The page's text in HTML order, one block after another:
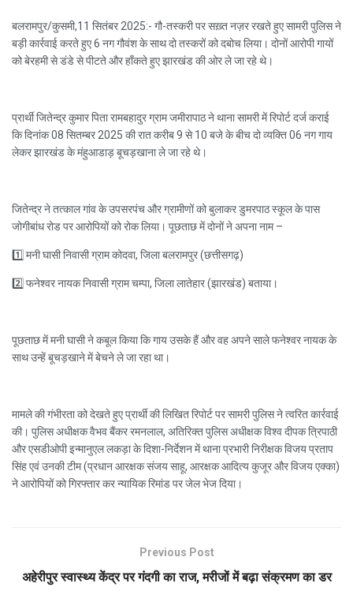
बलरामपुर/कुसमी,11 सितंबर 2025:- गौ-तस्करी पर सख़्त नज़र रखते हुए सामरी पुलिस ने
बड़ी कार्रवाई करते हुए 6 नग गौवंश के साथ दो तस्करों को दबोच लिया। दोनों आरोपी गायों
को बेरहमी से डंडे से पीटते और हाँकते हुए झारखंड की ओर ले जा रहे थे।
प्रार्थी जितेन्द्र कुमार पिता रामबहादुर ग्राम जमीरापाठ ने थाना सामरी में रिपोर्ट दर्ज कराई
कि दिनांक 08 सितम्बर 2025 की रात करीब 9 से 10 बजे के बीच दो व्यक्ति 06 नग गाय
लेकर झारखंड के मंहुआडाड़ बूचड़खाना ले जा रहे थे।
जितेन्द्र ने तत्काल गांव के उपसरपंच और ग्रामीणों को बुलाकर डुमरपाठ स्कूल के पास
जोगीबांध रोड पर आरोपियों को रोक लिया। पूछताछ में दोनों ने अपना नाम –
1️⃣ मनी घासी निवासी ग्राम कोदवा, जिला बलरामपुर (छत्तीसगढ़)
2️⃣ फनेश्वर नायक निवासी ग्राम चम्पा, जिला लातेहार (झारखंड) बताया।
पूछताछ में मनी घासी ने कबूल किया कि गाय उसके हैं और वह अपने साले फनेश्वर नायक के
साथ उन्हें बूचड़खाने में बेचने ले जा रहा था।
मामले की गंभीरता को देखते हुए प्रार्थी की लिखित रिपोर्ट पर सामरी पुलिस ने त्वरित कार्रवाई
की। पुलिस अधीक्षक वैभव बैंकर रमनलाल, अतिरिक्त पुलिस अधीक्षक विश्व दीपक त्रिपाठी
और एसडीओपी इन्मानुएल लकड़ा के दिशा-निर्देशन में थाना प्रभारी निरीक्षक विजय प्रताप
सिंह एवं उनकी टीम (प्रधान आरक्षक संजय साहू, आरक्षक आदित्य कुजूर और विजय एक्का)
ने आरोपियों को गिरफ्तार कर न्यायिक रिमांड पर जेल भेज दिया।
Previous Post
अहेरीपुर स्वास्थ्य केंद्र पर गंदगी का राज, मरीजों में बढ़ा संक्रमण का डर